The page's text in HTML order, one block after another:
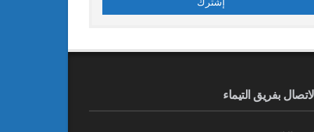
الاتصال بفريق التيماء